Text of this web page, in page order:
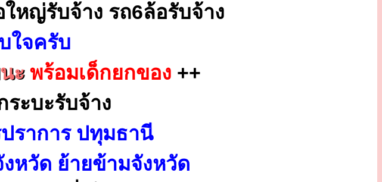
หญ่รับจ้าง รถ6ล้อรับจ้าง
ใจครับ
ะ พร้อมเด็กยกของ ++
ะบะรับจ้าง
ราการ ปทุมธานี
หวัด ย้ายข้ามจังหวัด